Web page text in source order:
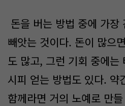
돈을 버는 방법 중에 가장
빼앗는 것이다. 돈이 많으
도 많고, 그런 기회 중에는
시피 얻는 방법도 있다. 약
함께라면 거의 노예로 만